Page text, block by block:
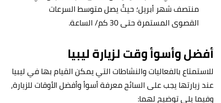
منتصف شهر أبريل؛ حيثُ يصل متوسط ​​السرعات
القصوى المستمرة حتى 30 كم/ الساعة.
أفضل وأسوأ وقت لزيارة ليبيا
للاستمتاع بالفعاليات والنشاطات التي يمكن القيام بها في ليبيا
عند زيارتها يجب على السائح معرفة أسوأ وأفضل الأوقات للزيارة،
وفيما يلي توضيح لهما: